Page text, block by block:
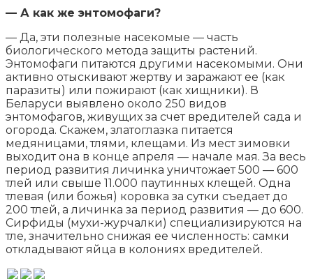
— А как же энтомофаги?
— Да, эти полезные насекомые — часть
биологического метода защиты растений.
Энтомофаги питаются другими насекомыми. Они
активно отыскивают жертву и заражают ее (как
паразиты) или пожирают (как хищники). В
Беларуси выявлено около 250 видов
энтомофагов, живущих за счет вредителей сада и
огорода. Скажем, златоглазка питается
медяницами, тлями, клещами. Из мест зимовки
выходит она в конце апреля — начале мая. За весь
период развития личинка уничтожает 500 — 600
тлей или свыше 11.000 паутинных клещей. Одна
тлевая (или божья) коровка за сутки съедает до
200 тлей, а личинка за период развития — до 600.
Сирфиды (мухи-журчалки) специализируются на
тле, значительно снижая ее численность: самки
откладывают яйца в колониях вредителей.